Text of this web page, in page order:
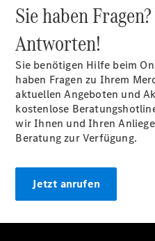
Ladelösungen
Servicetermin
vereinbaren
Service &
Reparatur
Pannen- &
Schadenhilfe
Miete
Mercedes-
Benz Apps
Sie haben
Antworten!
Sie benötigen Hilfe beim
haben Fragen zu Ihrem
aktuellen Angeboten und
kostenlose
wir Ihnen und Ihren
Beratung zur Verfügung.
Jetzt anrufen